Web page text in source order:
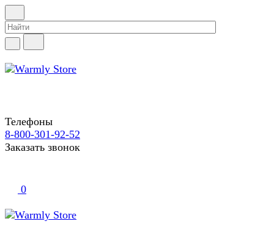
Телефоны
8-800-301-92-52
Заказать звонок
0